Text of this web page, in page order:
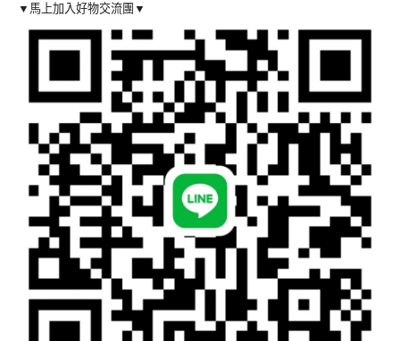
▼馬上加入好物交流團▼